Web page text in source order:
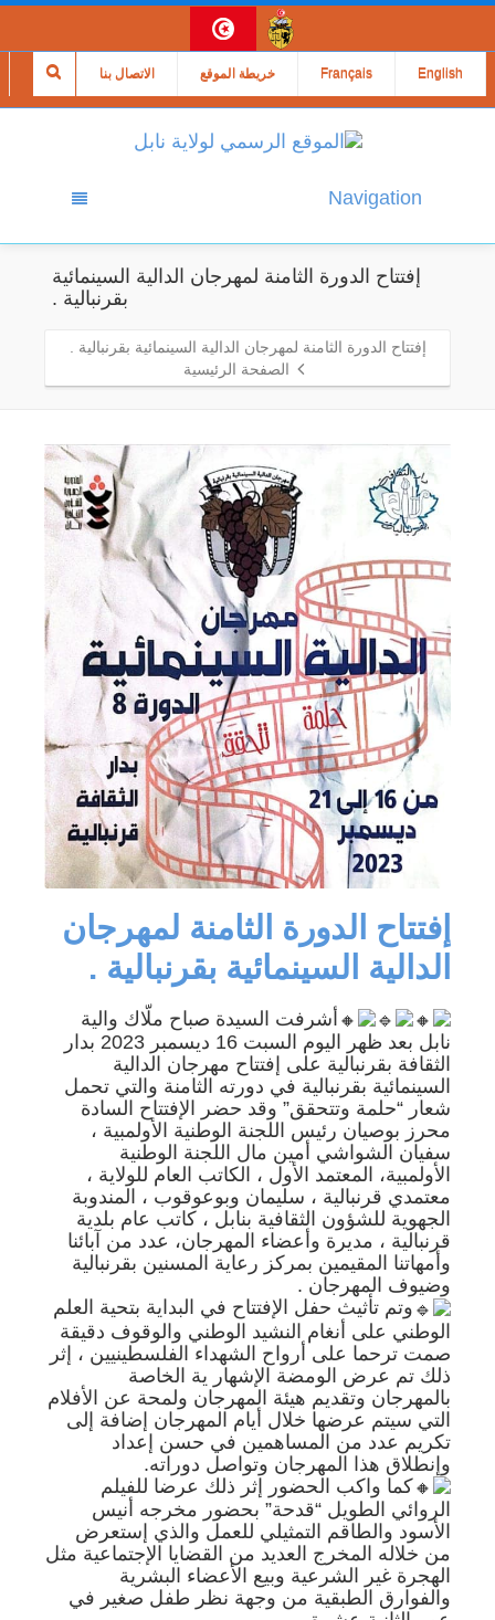
الاتصال بنا خريطة الموقع Français English
Navigation
إفتتاح الدورة الثامنة لمهرجان الدالية السينمائية
بقرنبالية .
إفتتاح الدورة الثامنة لمهرجان الدالية السينمائية بقرنبالية .
الصفحة الرئيسية
إفتتاح الدورة الثامنة لمهرجان
الدالية السينمائية بقرنبالية .
أشرفت السيدة صباح ملّاك والية
نابل بعد ظهر اليوم السبت 16 ديسمبر 2023 بدار
الثقافة بقرنبالية على إفتتاح مهرجان الدالية
السينمائية بقرنبالية في دورته الثامنة والتي تحمل
شعار “حلمة وتتحقق” وقد حضر الإفتتاح السادة
محرز بوصيان رئيس اللجنة الوطنية الأولمبية ،
سفيان الشواشي أمين مال اللجنة الوطنية
الأولمبية، المعتمد الأول ، الكاتب العام للولاية ،
معتمدي قرنبالية ، سليمان وبوعوقوب ، المندوبة
الجهوية للشؤون الثقافية بنابل ، كاتب عام بلدية
قرنبالية ، مديرة وأعضاء المهرجان، عدد من آبائنا
وأمهاتنا المقيمين بمركز رعاية المسنين بقرنبالية
وضيوف المهرجان .
وتم تأثيث حفل الإفتتاح في البداية بتحية العلم
الوطني على أنغام النشيد الوطني والوقوف دقيقة
صمت ترحما على أرواح الشهداء الفلسطينيين ، إثر
ذلك تم عرض الومضة الإشهار ية الخاصة
بالمهرجان وتقديم هيئة المهرجان ولمحة عن الأفلام
التي سيتم عرضها خلال أيام المهرجان إضافة إلى
تكريم عدد من المساهمين في حسن إعداد
وإنطلاق هذا المهرجان وتواصل دوراته.
كما واكب الحضور إثر ذلك عرضا للفيلم
الروائي الطويل “قدحة” بحضور مخرجه أنيس
الأسود والطاقم التمثيلي للعمل والذي إستعرض
من خلاله المخرج العديد من القضايا الإجتماعية مثل
الهجرة غير الشرعية وبيع الأعضاء البشرية
والفوارق الطبقية من وجهة نظر طفل صغير في